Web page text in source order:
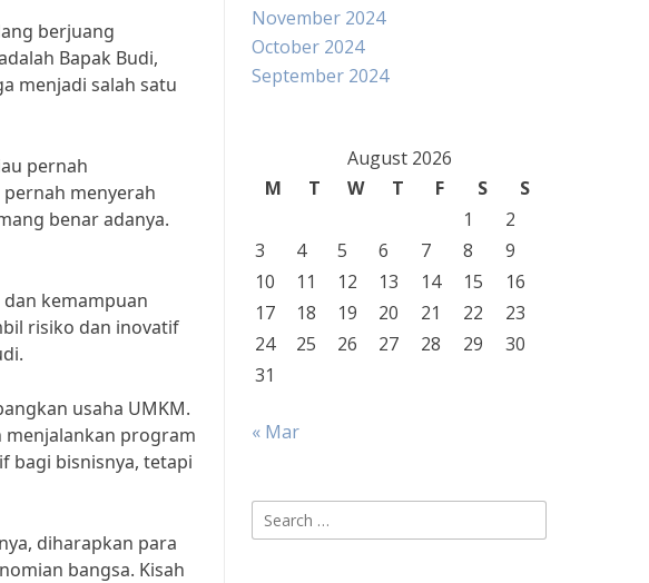
berjuang
Bapak Budi,
menjadi salah satu
pernah
pernah menyerah
benar adanya.
kemampuan
risiko dan inovatif
usaha UMKM.
menjalankan program
bagi bisnisnya, tetapi
diharapkan para
bangsa. Kisah
November 2024
October 2024
September 2024
August 2026
M
T W T F S
S
1
2
3
4 5 6 7 8
9
10
11 12 13 14 15
16
17
18 19 20 21 22
23
24
25 26 27 28 29
30
31
« Mar
Search
for: